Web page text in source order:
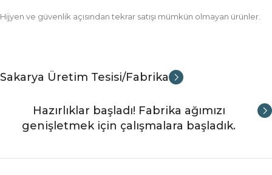
Hijyen ve güvenlik açısından tekrar satışı mümkün olmayan ürünler.
Sakarya Üretim Tesisi/Fabrika
Hazırlıklar başladı! Fabrika ağımızı
genişletmek için çalışmalara başladık.